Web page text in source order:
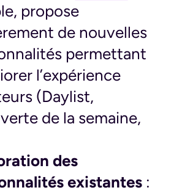
propose
de nouvelles
permettant
l’expérience
(Daylist,
de la semaine,
des
existantes: